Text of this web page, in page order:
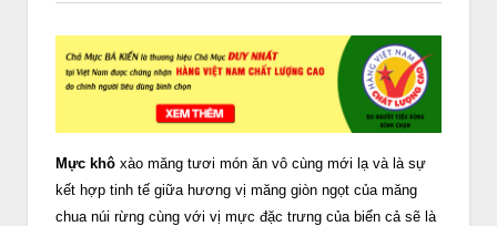
Mực khô xào măng tươi món ăn vô cùng mới lạ và là sự
kết hợp tinh tế giữa hương vị măng giòn ngọt của măng
chua núi rừng cùng với vị mực đặc trưng của biển cả sẽ là